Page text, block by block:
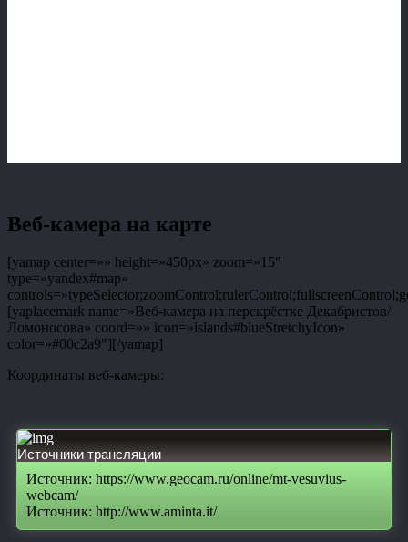
Веб-камера на карте
[yamap center=»» height=»450px» zoom=»15″
type=»yandex#map»
[yaplacemark name=»Веб-камера на перекрёстке Декабристов/
Ломоносова» coord=»» icon=»islands#blueStretchyIcon»
color=»#00c2a9″][/yamap]
Координаты веб-камеры:
Источники трансляции
Источник: https://www.geocam.ru/online/mt-vesuvius-
webcam/
Источник: http://www.aminta.it/